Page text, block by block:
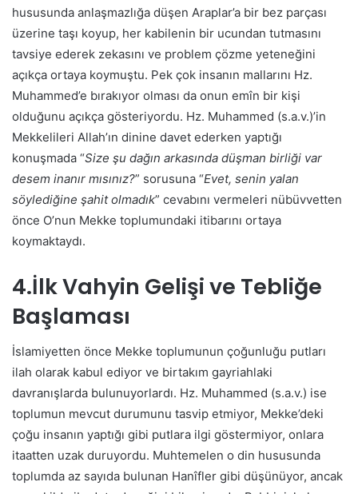
hususunda anlaşmazlığa düşen Araplar’a bir bez parçası
üzerine taşı koyup, her kabilenin bir ucundan tutmasını
tavsiye ederek zekasını ve problem çözme yeteneğini
açıkça ortaya koymuştu. Pek çok insanın mallarını Hz.
Muhammed’e bırakıyor olması da onun emîn bir kişi
olduğunu açıkça gösteriyordu. Hz. Muhammed (s.a.v.)’in
Mekkelileri Allah’ın dinine davet ederken yaptığı
konuşmada “Size şu dağın arkasında düşman birliği var
desem inanır mısınız?” sorusuna “Evet, senin yalan
söylediğine şahit olmadık” cevabını vermeleri nübüvvetten
önce O’nun Mekke toplumundaki itibarını ortaya
koymaktaydı.
4.İlk Vahyin Gelişi ve Tebliğe
Başlaması
İslamiyetten önce Mekke toplumunun çoğunluğu putları
ilah olarak kabul ediyor ve birtakım gayriahlaki
davranışlarda bulunuyorlardı. Hz. Muhammed (s.a.v.) ise
toplumun mevcut durumunu tasvip etmiyor, Mekke’deki
çoğu insanın yaptığı gibi putlara ilgi göstermiyor, onlara
itaatten uzak duruyordu. Muhtemelen o din hususunda
toplumda az sayıda bulunan Hanîfler gibi düşünüyor, ancak